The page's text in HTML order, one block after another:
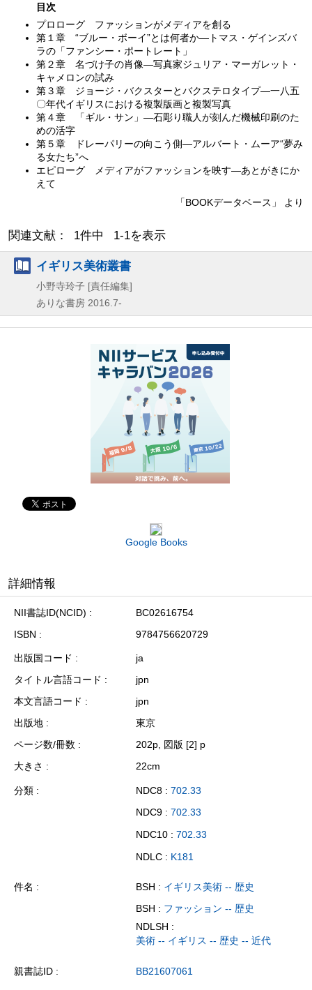
目次
プロローグ ファッションがメディアを創る
第１章 “ブルー・ボーイ”とは何者か—トマス・ゲインズバ
ラの「ファンシー・ポートレート」
第２章 名づけ子の肖像—写真家ジュリア・マーガレット・
キャメロンの試み
第３章 ジョージ・バクスターとバクステロタイプ—一八五
〇年代イギリスにおける複製版画と複製写真
第４章 「ギル・サン」—石彫り職人が刻んだ機械印刷のた
めの活字
第５章 ドレーパリーの向こう側—アルバート・ムーア“夢み
る女たち”へ
エピローグ メディアがファッションを映す—あとがきにか
えて
「BOOKデータベース」 より
関連文献： 1件中 1-1を表示
イギリス美術叢書
小野寺玲子 [責任編集]
ありな書房 2016.7-
Google Books
詳細情報
NII書誌ID(NCID)
BC02616754
ISBN
9784756620729
出版国コード
ja
タイトル言語コード
jpn
本文言語コード
jpn
出版地
東京
ページ数/冊数
202p, 図版 [2] p
大きさ
22cm
分類 NDC8 : 702.33
NDC9 : 702.33
NDC10 : 702.33
NDLC : K181
件名 BSH : イギリス美術 -- 歴史
BSH : ファッション -- 歴史
NDLSH :
美術 -- イギリス -- 歴史 -- 近代
親書誌ID BB21607061